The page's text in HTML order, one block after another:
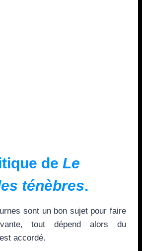
de Le
ténèbres.
sont un bon sujet pour faire
tout dépend alors du
accordé.